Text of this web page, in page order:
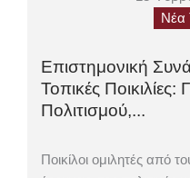
Νέα
Επιστημονική
Τοπικές Ποικιλίες:
Πολιτισμού,...
Ποικίλοι ομιλητές από